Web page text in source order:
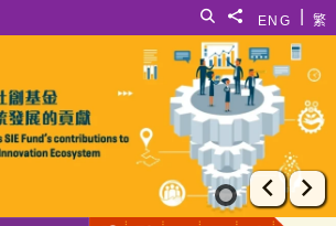
繁
ENG
分享給
搜寻
上一张
下